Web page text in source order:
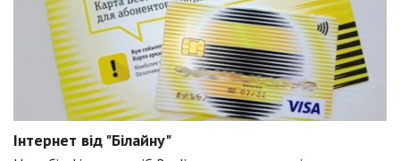
Інтернет від "Білайну"